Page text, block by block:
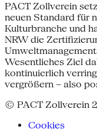
PACT Zollverein
neuen Standard für
Kulturbranche und
NRW die
Wesentliches Ziel
kontinuierlich
vergrößern – also
© PACT Zollverein
Cookies